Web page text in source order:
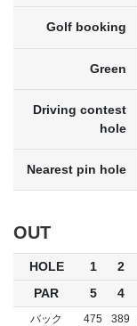
Golf booking
Green
Driving contest
hole
Nearest pin hole
OUT
HOLE 1 2
PAR
5 4
バック 475 389